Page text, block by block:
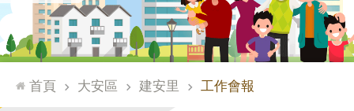
台
通 首頁 大安區 建安里 工作會報